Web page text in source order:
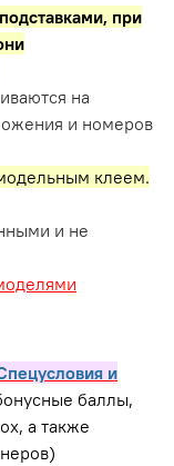
при
на
и номеров
клеем.
и не
и
баллы,
а также